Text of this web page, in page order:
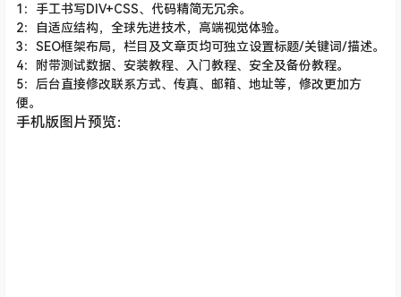
1：手工书写DIV+CSS、代码精简无冗余。
2：自适应结构，全球先进技术，高端视觉体验。
3：SEO框架布局，栏目及文章页均可独立设置标题/关键词/描述。
4：附带测试数据、安装教程、入门教程、安全及备份教程。
5：后台直接修改联系方式、传真、邮箱、地址等，修改更加方
便。
手机版图片预览：